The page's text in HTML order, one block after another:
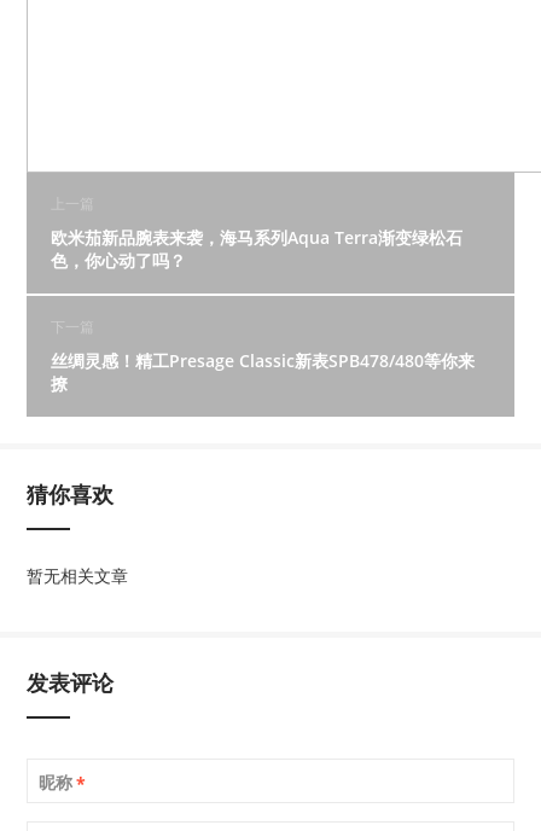
上一篇
欧米茄新品腕表来袭，海马系列Aqua Terra渐变绿松石
色，你心动了吗？
下一篇
丝绸灵感！精工Presage Classic新表SPB478/480等你来
撩
猜你喜欢
暂无相关文章
发表评论
昵称*